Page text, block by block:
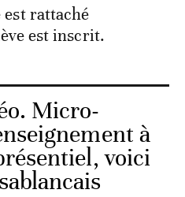
rattaché
est inscrit.
Micro-
à
voici